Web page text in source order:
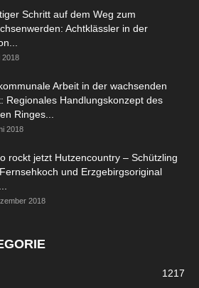
Schritt auf dem Weg zum
Achtklässler in der
2018
Arbeit in der wachsenden
Regionales Handlungskonzept des
Ringes...
2018
rockt jetzt Hutzencountry – Schützling
und Erzgebirgsoriginal
2018
1217